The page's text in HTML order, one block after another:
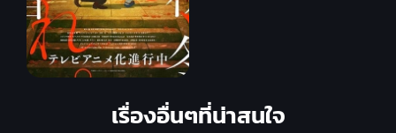
เรื่องอื่นๆที่น่าสนใจ